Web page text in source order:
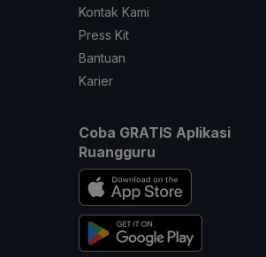
Kontak Kami
Press Kit
Bantuan
Karier
Coba GRATIS Aplikasi
Ruangguru